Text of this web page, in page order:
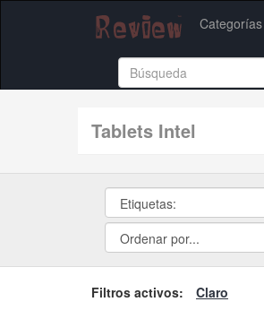
Categorías
tablets Intel
Filtros activos: Claro